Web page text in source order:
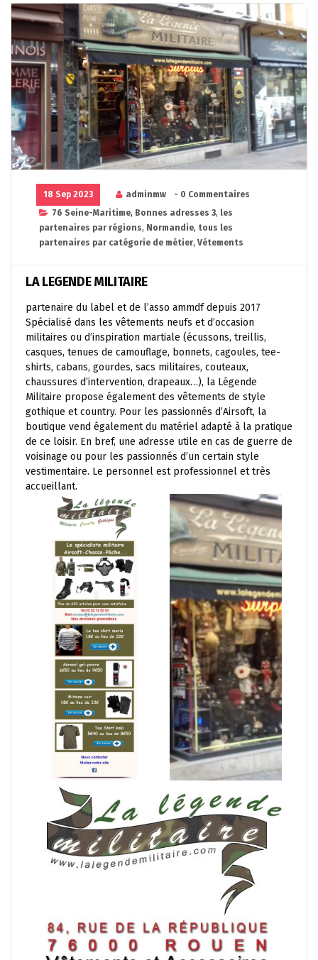
18 Sep 2023 adminmw
- 0 Commentaires
76 Seine-Maritime, Bonnes adresses 3, les
partenaires par régions, Normandie, tous les
partenaires par catégorie de métier, Vétements
LA LEGENDE MILITAIRE
partenaire du label et de l’asso ammdf depuis 2017
Spécialisé dans les vêtements neufs et d’occasion
militaires ou d’inspiration martiale (écussons, treillis,
casques, tenues de camouflage, bonnets, cagoules, tee-
shirts, cabans, gourdes, sacs militaires, couteaux,
chaussures d’intervention, drapeaux…), la Légende
Militaire propose également des vêtements de style
gothique et country. Pour les passionnés d’Airsoft, la
boutique vend également du matériel adapté à la pratique
de ce loisir. En bref, une adresse utile en cas de guerre de
voisinage ou pour les passionnés d’un certain style
vestimentaire. Le personnel est professionnel et très
accueillant.